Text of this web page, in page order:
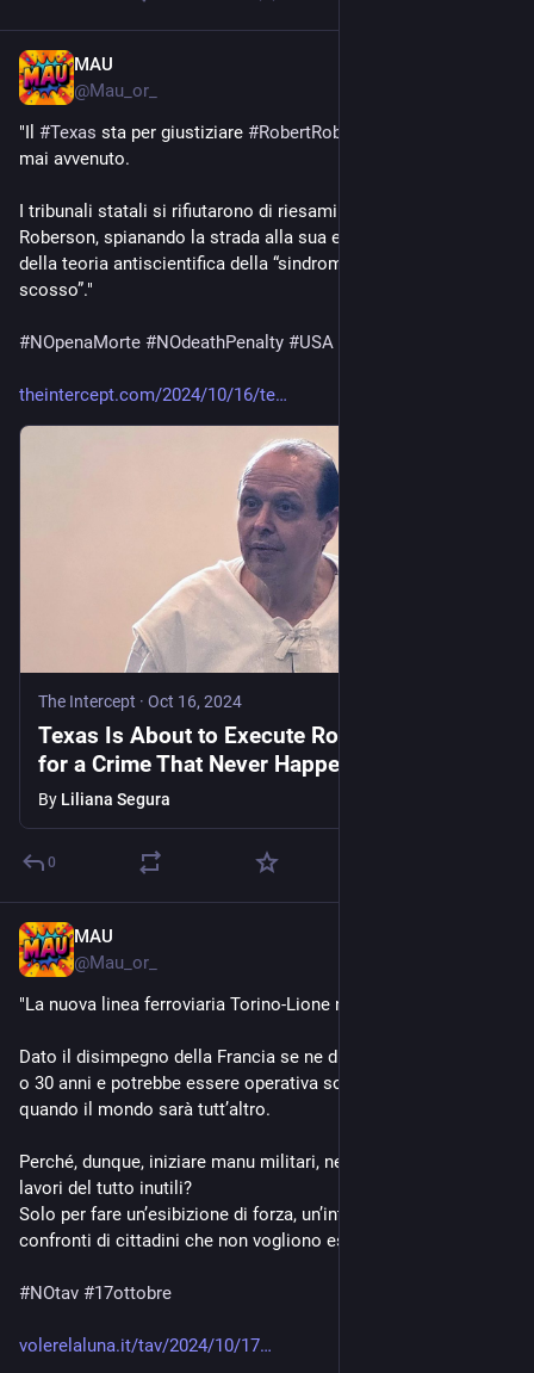
MAU
@Mau_or_
"Il #Texas sta per giustiziare #RobertRoberson
mai avvenuto.
I tribunali statali si rifiutarono di riesaminare il caso di
Roberson, spianando la strada alla sua esecuzione sulla base
della teoria antiscientifica della “sindrome del bambino
scosso”."
#NOpenaMorte #NOdeathPenalty #USA
theintercept.com/2024/10/16/te
The Intercept · Oct 16, 2024
Texas Is About to Execute Robert Roberson
for a Crime That Never Happened
By Liliana Segura
0
MAU
@Mau_or_
"La nuova linea ferroviaria Torino-Lione non esiste.
Dato il disimpegno della Francia se ne discuterà, forse, tra 20
o 30 anni e potrebbe essere operativa solo a fine secolo
quando il mondo sarà tutt’altro.
Perché, dunque, iniziare manu militari, nella piana di Susa,
lavori del tutto inutili?
Solo per fare un’esibizione di forza, un’intimidazione nei
confronti di cittadini che non vogliono essere sudditi."
#NOtav #17ottobre
volerelaluna.it/tav/2024/10/17